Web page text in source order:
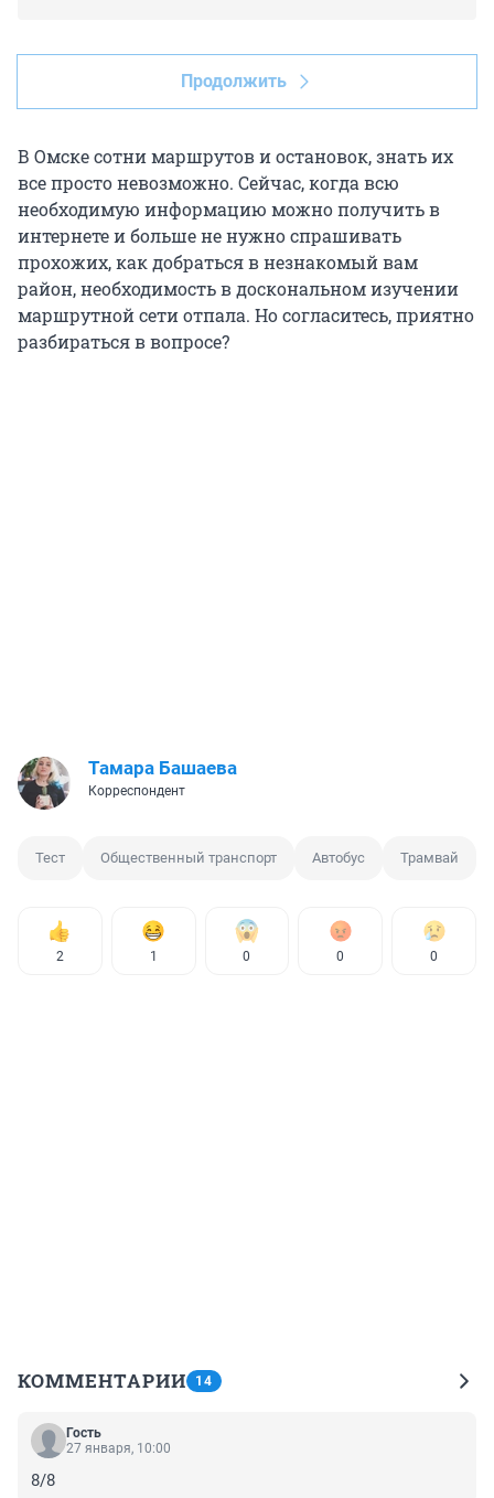
Продолжить
В Омске сотни маршрутов и остановок, знать их
все просто невозможно. Сейчас, когда всю
необходимую информацию можно получить в
интернете и больше не нужно спрашивать
прохожих, как добраться в незнакомый вам
район, необходимость в доскональном изучении
маршрутной сети отпала. Но согласитесь, приятно
разбираться в вопросе?
Тамара Башаева
Корреспондент
Тест Общественный транспорт Автобус Трамвай
2 1 0 0 0
КОММЕНТАРИИ 14
Гость
27 января, 10:00
8/8